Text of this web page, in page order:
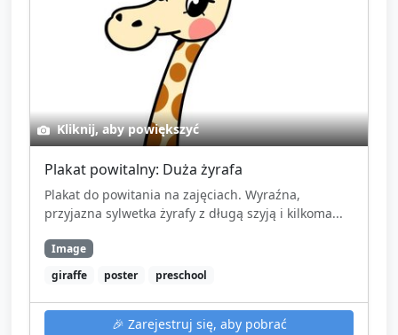
Kliknij, aby powiększyć
Plakat powitalny: Duża żyrafa
Plakat do powitania na zajęciach. Wyraźna,
przyjazna sylwetka żyrafy z długą szyją i kilkoma...
Image
giraffe
poster preschool
🎉 Zarejestruj się, aby pobrać